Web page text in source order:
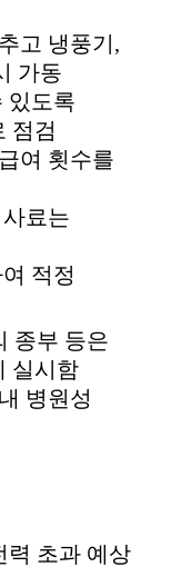
고 냉풍기 ,
가동
있도록
점검
여 횟수를
료는
적정
종부 등은
실시함
병원성
력 초과 예상